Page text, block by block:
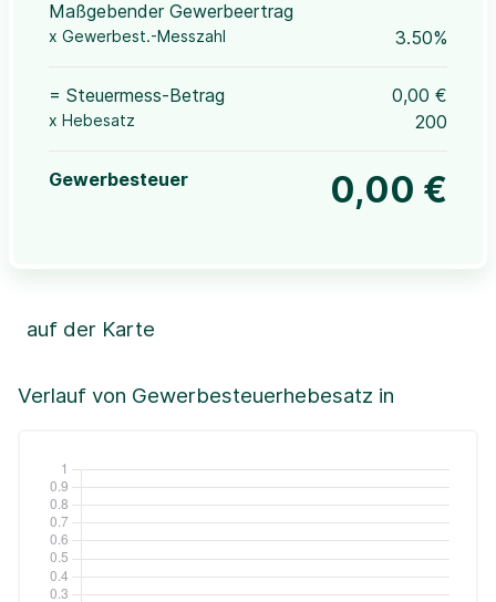
Maßgebender Gewerbeertrag
x Gewerbest.-Messzahl 3.50%
= Steuermess-Betrag 0,00 €
x Hebesatz 200
Gewerbesteuer 0,00 €
Verlauf von Gewerbesteuerhebesatz in
auf der Karte
+
Leaflet|©OpenStreetMap, ©CartoDB,